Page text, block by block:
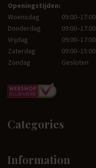
Openingstijden:
Woensdag
09:00–17:00
Donderdag
09:00–17:00
Vrijdag
09:00–17:00
Zaterdag
09:00–15:00
Zondag
Gesloten
Categories
Information